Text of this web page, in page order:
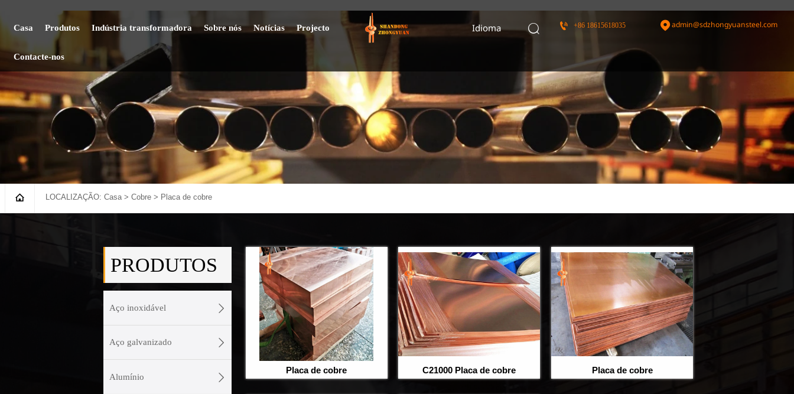
Casa Produtos Indústria transformadora Sobre nós Notícias Projecto
Contacte-nos
Idioma   +86 18615618035 admin@sdzhongyuansteel.com
 LOCALIZAÇÃO:Casa>Cobre > Placa de cobre
PRODUTOS
Aço inoxidável 
Aço galvanizado 
Alumínio 
Placa de cobre C21000 Placa de cobre Placa de cobre